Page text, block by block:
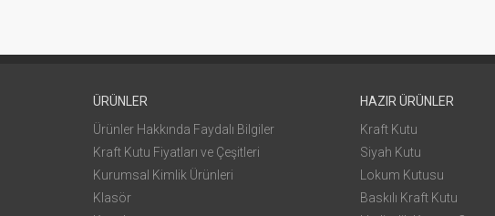
ÜRÜNLER
Ürünler Hakkında Faydalı Bilgiler
Kraft Kutu Fiyatları ve Çeşitleri
Kurumsal Kimlik Ürünleri
Klasör
HAZIR ÜRÜNLER
Kraft Kutu
Siyah Kutu
Lokum Kutusu
Baskılı Kraft Kutu